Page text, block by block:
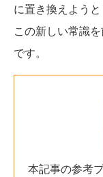
に置き換えよう
この新しい常識
です。
本記事の参考